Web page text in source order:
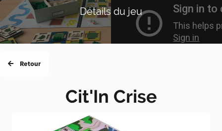
Détails du jeu
Retour
Cit'In Crise